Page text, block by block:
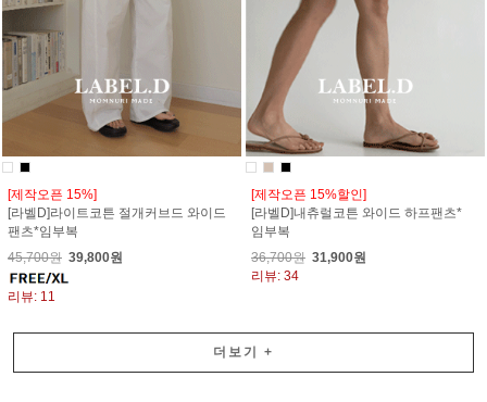
[제작오픈 15%]
[라벨D]라이트코튼 절개커브드 와이드
팬츠*임부복
45,700원 39,800원
리뷰: 11
[제작오픈 15%할인]
[라벨D]내츄럴코튼 와이드 하프팬츠*
임부복
36,700원 31,900원
리뷰: 34
더보기 +